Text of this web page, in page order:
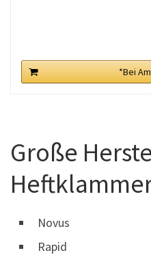
*Bei
Große
Novus
Rapid